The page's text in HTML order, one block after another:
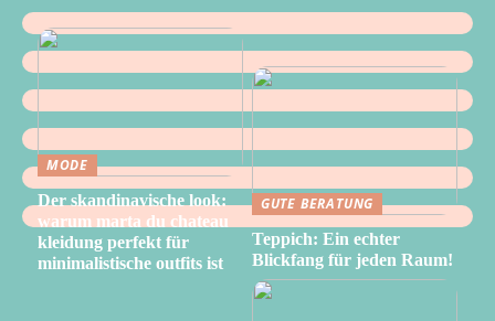
MODE
Der skandinavische look:
warum marta du chateau
kleidung perfekt für
minimalistische outfits ist
GUTE BERATUNG
Teppich: Ein echter
Blickfang für jeden Raum!